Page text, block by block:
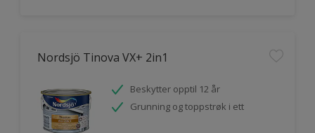
Nordsjö Tinova VX+ 2in1
Beskytter opptil 12 år
Grunning og toppstrøk i ett